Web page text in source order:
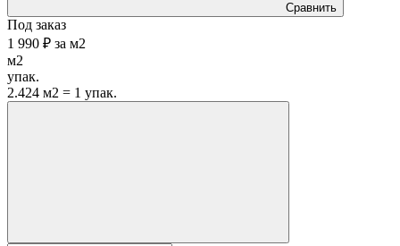
Сравнить
Под заказ
1 990 ₽ за м2
м2
упак.
2.424 м2 = 1 упак.